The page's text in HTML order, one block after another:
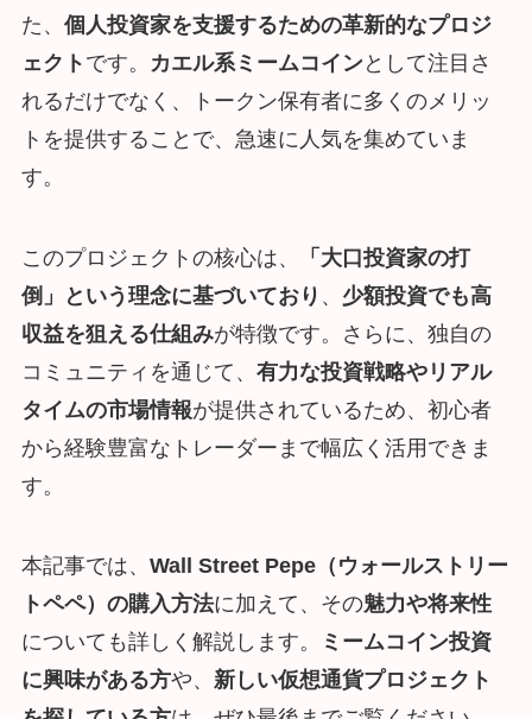
た、 個人投資家を支援するための革新的なプロジ
ェクト です。 カエル系ミームコインとして注目さ
れるだけでなく、トークン保有者に多くのメリッ
トを提供することで、急速に人気を集めていま
す。
このプロジェクトの核心は、
「大口投資家の打
倒」という理念に基づいており 、 少額投資でも高
収益を狙える仕組みが特徴です。さらに、独自の
コミュニティを通じて、 有力な投資戦略やリアル
タイムの市場情報が提供されているため、初心者
から経験豊富なトレーダーまで幅広く活用できま
す。
本記事では、 Wall Street Pepe（ウォールストリー
トペペ）の購入方法に加えて、その魅力や将来性
についても詳しく解説します。
ミームコイン投資
に興味がある方や、 新しい仮想通貨プロジェクト